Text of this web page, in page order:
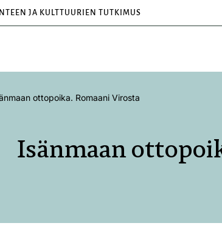
JA KULTTUURIEN TUTKIMUS
ottopoika. Romaani Virosta
Isänmaan